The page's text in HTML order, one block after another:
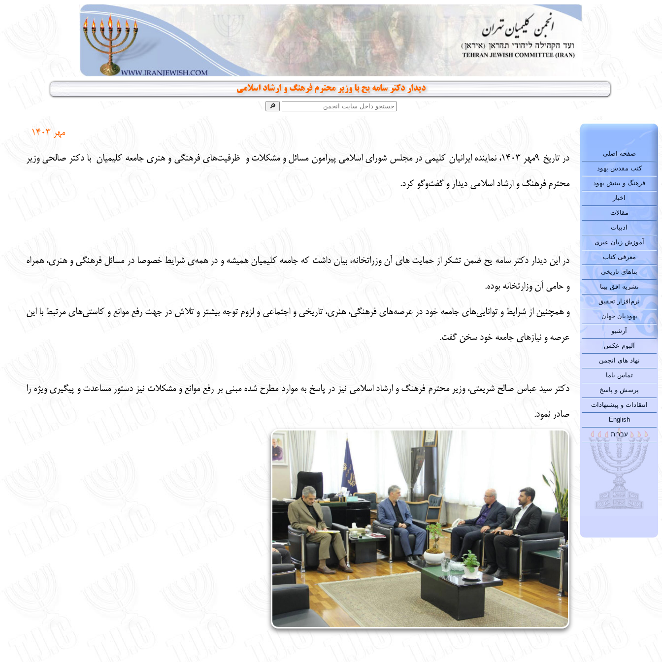
دیدار دکتر سامه یح با وزیر محترم فرهنگ و ارشاد اسلامی
صفحه اصلی
کتب مقدس یهود
فرهنگ و بینش یهود
اخبار
مقالات
ادبیات
آموزش زبان عبری
معرفی کتاب
بناهای تاریخی
نشریه افق بینا
نرم‌افزار تحقیق
یهودیان جهان
آرشیو
آلبوم عکس
نهاد های انجمن
تماس باما
پرسش و پاسخ
انتقادات و پیشنهادات
English
עברית
مهر 1403
در تاریخ ٩مهر ١۴٠٣، نماینده ایرانیان کلیمی در مجلس شورای اسلامی پیرامون مسائل و مشکلات و ظرفیت‌های فرهنگی و هنری جامعه کلیمیان با دکتر صالحی وزیر
محترم فرهنگ و ارشاد اسلامی دیدار و گفت‌وگو کرد.
در این دیدار دکتر سامه یح ضمن تشکر از حمایت های آن وزراتخانه، بیان داشت که جامعه کلیمیان همیشه و در همه‌ی شرایط خصوصا در مسائل فرهنگی و هنری، همراه
و حامی آن وزارتخانه بوده.
و همچنین از شرایط و توانایی‌های جامعه خود در عرصه‌های فرهنگی، هنری، تاریخی و اجتماعی و لزوم توجه بیشتر و تلاش در جهت رفع موانع و کاستی‌های مرتبط با این
عرصه و نیازهای جامعه خود سخن گفت.
دکتر سید عباس صالح شریعتی، وزیر محترم فرهنگ و ارشاد اسلامی نیز در پاسخ به موارد مطرح شده مبنی بر رفع موانع و مشکلات نیز دستور مساعدت و پیگیری ویژه را
صادر نمود.